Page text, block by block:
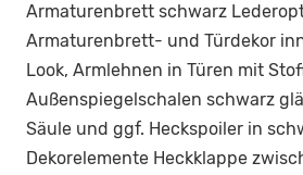
Armaturenbrett schwarz
Armaturenbrett- und Türdekor
Look, Armlehnen in Türen mit
Außenspiegelschalen schwarz
Säule und ggf. Heckspoiler in
Dekorelemente Heckklappe